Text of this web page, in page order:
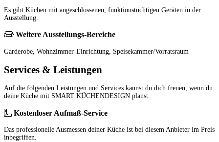
Es gibt Küchen mit angeschlossenen, funktionstüchtigen Geräten in der
Ausstellung.
Weitere Ausstellungs-Bereiche
Garderobe, Wohnzimmer-Einrichtung, Speisekammer/Vorratsraum
Services & Leistungen
Auf die folgenden Leistungen und Services kannst du dich freuen, wenn du
deine Küche mit SMART KÜCHENDESIGN planst.
Kostenloser Aufmaß-Service
Das professionelle Ausmessen deiner Küche ist bei diesem Anbieter im Preis
inbegriffen.